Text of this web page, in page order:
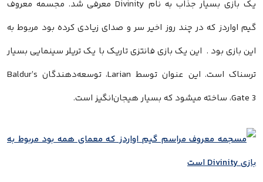
یک بازی بسیار جذاب به نام Divinity معرفی شد. مجسمه معروف
گیم اواردز که در چند روز اخیر سر و صدای زیادی کرده بود مربوط به
این بازی بود . این یک بازی فانتزی تاریک با یک تریلر سینمایی بسیار
ترسناک است. این عنوان توسط Larian، توسعه‌دهندگان Baldur’s
Gate 3، ساخته میشود که بسیار هیجان‌انگیز است.